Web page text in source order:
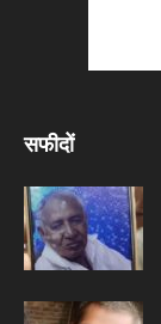
सफीदों